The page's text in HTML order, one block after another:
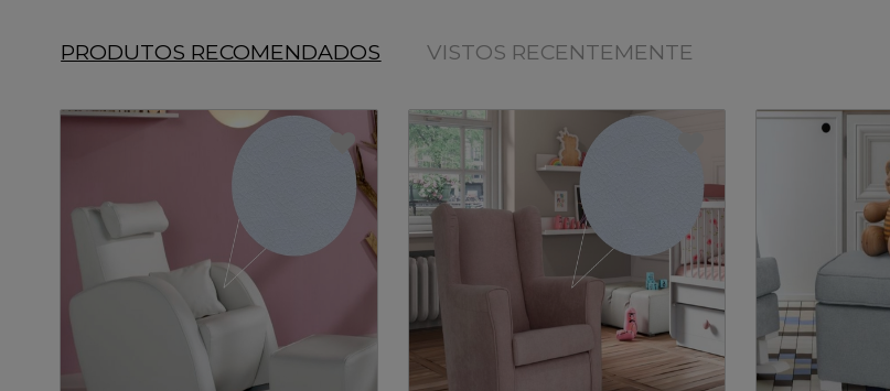
PRODUTOS RECOMENDADOS VISTOS RECENTEMENTE